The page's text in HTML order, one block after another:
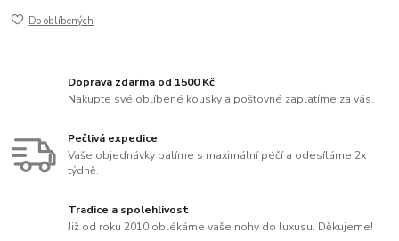
Do oblíbených
Doprava zdarma od 1500 Kč
Nakupte své oblíbené kousky a poštovné zaplatíme za vás.
Pečlivá expedice
Vaše objednávky balíme s maximální péčí a odesíláme 2x
týdně.
Tradice a spolehlivost
Již od roku 2010 oblékáme vaše nohy do luxusu. Děkujeme!